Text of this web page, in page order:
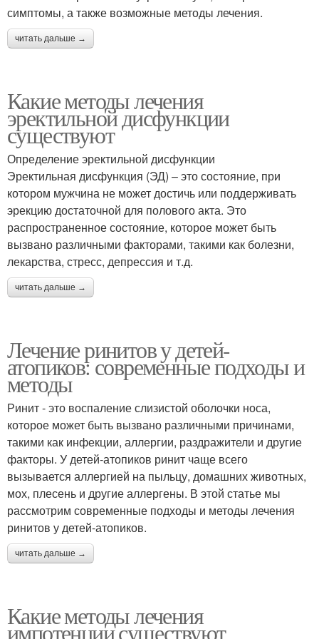
симптомы, а также возможные методы лечения.
читать дальше →
Какие методы лечения
эректильной дисфункции
существуют
Определение эректильной дисфункции
Эректильная дисфункция (ЭД) – это состояние, при
котором мужчина не может достичь или поддерживать
эрекцию достаточной для полового акта. Это
распространенное состояние, которое может быть
вызвано различными факторами, такими как болезни,
лекарства, стресс, депрессия и т.д.
читать дальше →
Лечение ринитов у детей-
атопиков: современные подходы и
методы
Ринит - это воспаление слизистой оболочки носа,
которое может быть вызвано различными причинами,
такими как инфекции, аллергии, раздражители и другие
факторы. У детей-атопиков ринит чаще всего
вызывается аллергией на пыльцу, домашних животных,
мох, плесень и другие аллергены. В этой статье мы
рассмотрим современные подходы и методы лечения
ринитов у детей-атопиков.
читать дальше →
Какие методы лечения
импотенции существуют